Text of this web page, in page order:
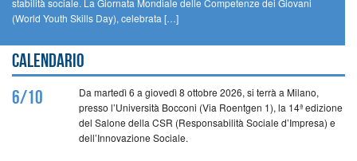
stabilità sociale. La Giornata Mondiale delle Competenze dei Giovani
(World Youth Skills Day), celebrata […]
Calendario
6/10
Da martedì 6 a giovedì 8 ottobre 2026, si terrà a Milano,
presso l’Università Bocconi (Via Roentgen 1), la 14ª edizione
del Salone della CSR (Responsabilità Sociale d’Impresa) e
dell’Innovazione Sociale.